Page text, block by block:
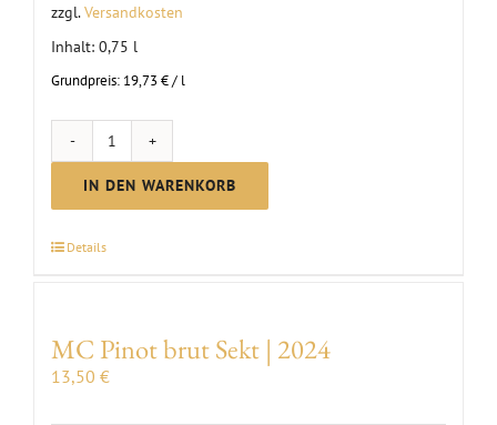
zzgl.Versandkosten
Inhalt: 0,75 l
Grundpreis: 19,73 €/ l
First
Clauß
Riesling
IN DEN WARENKORB
Details
MC Pinot brut Sekt | 2024
13,50 €